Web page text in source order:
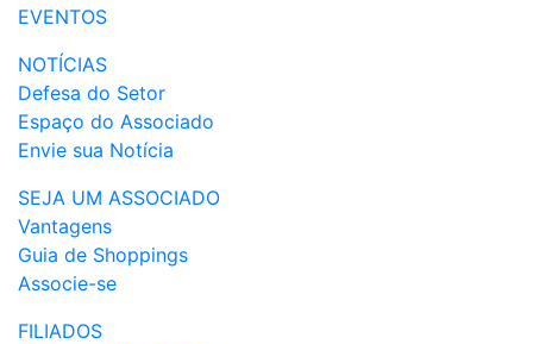
EVENTOS
NOTÍCIAS
Defesa do Setor
Espaço do Associado
Envie sua Notícia
SEJA UM ASSOCIADO
Vantagens
Guia de Shoppings
Associe-se
FILIADOS